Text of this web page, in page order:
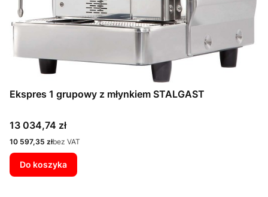
Ekspres 1 grupowy z młynkiem STALGAST
Cena
13 034,74 zł
Cena
10 597,35 złbez VAT
Do koszyka